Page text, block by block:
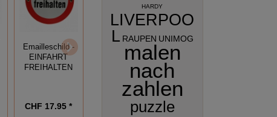
Emailleschild -
EINFAHRT
FREIHALTEN
CHF 17.95 *
Emailleschild -
GEBURTSTAGS
SCHILD
CHF 17.95 *
Emailleschild -
HARDY
LIVERPOO
L RAUPEN UNIMOG
malen
nach
zahlen
puzzle